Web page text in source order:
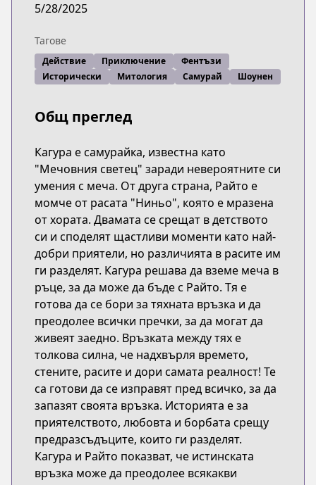
5/28/2025
Тагове
Действие Приключение
Фентъзи
Исторически
Митология Самурай Шоунен
Общ преглед
Кагура е самурайка, известна като
"Мечовния светец" заради невероятните си
умения с меча. От друга страна, Райтo е
момче от расата "Ниньо", която е мразена
от хората. Двамата се срещат в детството
си и споделят щастливи моменти като най-
добри приятели, но различията в расите им
ги разделят. Кагура решава да вземе меча в
ръце, за да може да бъде с Райтo. Тя е
готова да се бори за тяхната връзка и да
преодолее всички пречки, за да могат да
живеят заедно. Връзката между тях е
толкова силна, че надхвърля времето,
стените, расите и дори самата реалност! Те
са готови да се изправят пред всичко, за да
запазят своята връзка. Историята е за
приятелството, любовта и борбата срещу
предразсъдъците, които ги разделят.
Кагура и Райтo показват, че истинската
връзка може да преодолее всякакви